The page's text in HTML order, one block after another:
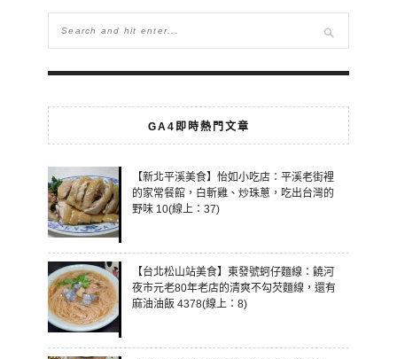
GA4即時熱門文章
【新北平溪美食】怡如小吃店：平溪老街裡
的家常餐館，白斬雞、炒珠蔥，吃出台灣的
野味 10(線上：37)
【台北松山站美食】東發號蚵仔麵線：饒河
夜市元老80年老店的清爽不勾芡麵線，還有
麻油油飯 4378(線上：8)